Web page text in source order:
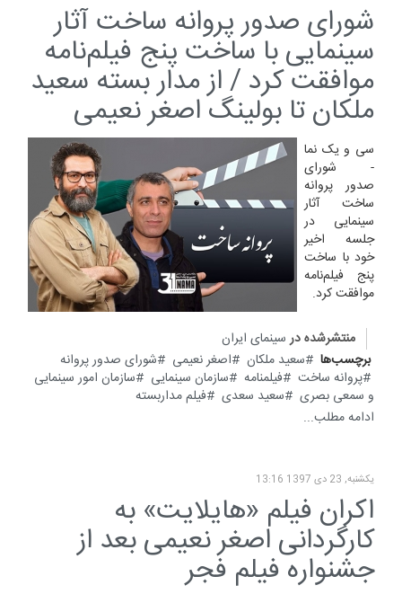
شورای صدور پروانه ساخت آثار
سینمایی با ساخت پنج فیلم‌نامه
موافقت کرد / از مدار بسته سعید
ملکان تا بولینگ اصغر نعیمی
سی و یک نما
- شورای
صدور پروانه
ساخت آثار
سینمایی در
جلسه اخیر
خود با ساخت
پنج فیلم‌نامه
موافقت کرد.
منتشرشده در سینمای ایران
برچسب‌ها
سعید ملکان اصغر نعیمی
شورای صدور پروانه
پروانه ساخت
فیلمنامه سازمان سینمایی
سازمان امور سینمایی
و سمعی بصری
سعید سعدی
فیلم مداربسته
ادامه مطلب...
یکشنبه, 23 دی 1397 13:16
اکران فیلم «هايلايت» به
کارگردانی اصغر نعیمی بعد از
جشنواره فیلم فجر